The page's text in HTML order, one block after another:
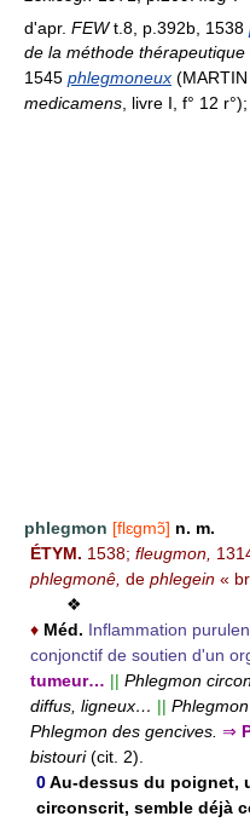
d'apr. FEWt.8, p.392b, 1538
de la méthode thérapeutique
1545 phlegmoneux
medicamens, livre I, f° 12
phlegmon [flɛgmɔ̃] n. m.
ÉTYM. 1538; fleugmon,
phlegmonê, de phlegein «
❖
♦ Méd. Inflammation
conjonctif de soutien d'un
tumeur… || Phlegmon
diffus, ligneux… ||
Phlegmon des gencives. ⇒
bistouri(cit. 2).
0Au-dessus du poignet,
circonscrit, semble déjà